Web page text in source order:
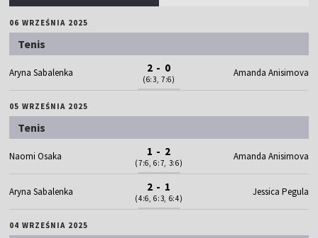
06 WRZEŚNIA 2025
Tenis
Aryna Sabalenka 2 - 0
(6:3, 7:6)
Amanda Anisimova
05 WRZEŚNIA 2025
Tenis
Naomi Osaka 1 - 2
(7:6, 6:7, 3:6)
Amanda Anisimova
Aryna Sabalenka 2 - 1
(4:6, 6:3, 6:4)
Jessica Pegula
04 WRZEŚNIA 2025